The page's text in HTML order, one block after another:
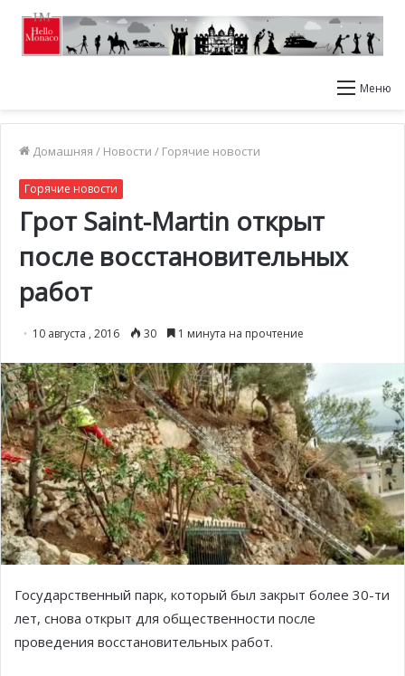
Меню
Домашняя / Новости / Горячие новости
Горячие новости
Грот Saint-Martin открыт
после восстановительных
работ
10 августа , 2016 30 1 минута на прочтение
Государственный парк, который был закрыт более 30-ти
лет, снова открыт для общественности после
проведения восстановительных работ.